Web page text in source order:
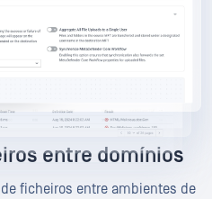
entre domínios
ficheiros entre ambientes de